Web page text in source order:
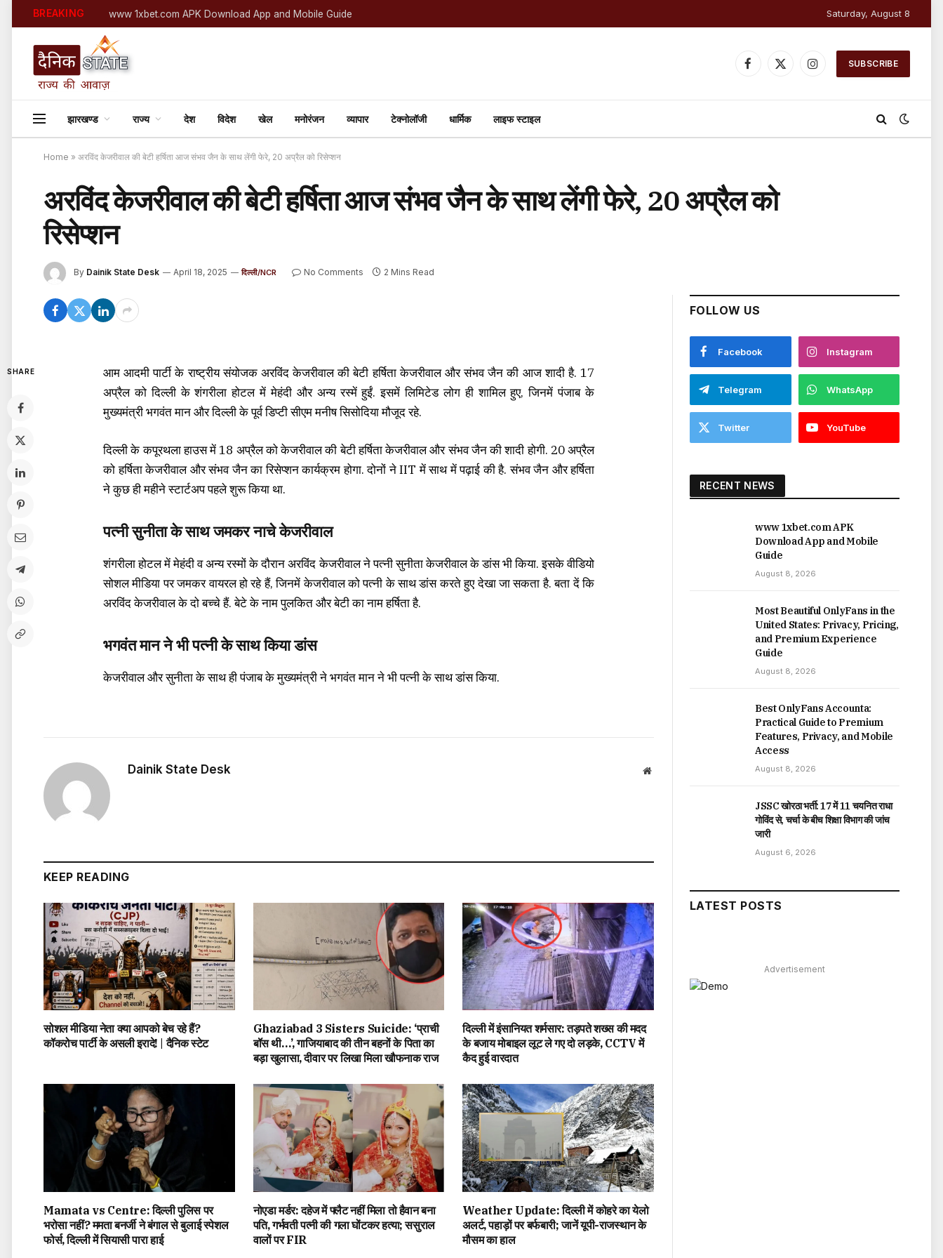
BREAKING www 1xbet.com APK Download App and Mobile Guide Saturday, August 8
Facebook
X
Instagram
SUBSCRIBE
झारखण्ड राज्य देश विदेश खेल मनोरंजन व्यापार टेक्नोलॉजी धार्मिक लाइफ स्टाइल
Home » अरविंद केजरीवाल की बेटी हर्षिता आज संभव जैन के साथ लेंगी फेरे, 20 अप्रैल को रिसेप्शन
अरविंद केजरीवाल की बेटी हर्षिता आज संभव जैन के साथ लेंगी फेरे, 20 अप्रैल को
रिसेप्शन
By Dainik State Desk April 18, 2025 दिल्ली/NCR No Comments 2 Mins Read
SHARE
आम आदमी पार्टी के राष्ट्रीय संयोजक अरविंद केजरीवाल की बेटी हर्षिता केजरीवाल और संभव जैन की आज शादी है. 17
अप्रैल को दिल्ली के शंगरीला होटल में मेहंदी और अन्य रस्में हुईं. इसमें लिमिटेड लोग ही शामिल हुए, जिनमें पंजाब के
मुख्यमंत्री भगवंत मान और दिल्ली के पूर्व डिप्टी सीएम मनीष सिसोदिया मौजूद रहे.
दिल्ली के कपूरथला हाउस में 18 अप्रैल को केजरीवाल की बेटी हर्षिता केजरीवाल और संभव जैन की शादी होगी. 20 अप्रैल
को हर्षिता केजरीवाल और संभव जैन का रिसेप्शन कार्यक्रम होगा. दोनों ने IIT में साथ में पढ़ाई की है. संभव जैन और हर्षिता
ने कुछ ही महीने स्टार्टअप पहले शुरू किया था.
पत्नी सुनीता के साथ जमकर नाचे केजरीवाल
शंगरीला होटल में मेहंदी व अन्य रस्मों के दौरान अरविंद केजरीवाल ने पत्नी सुनीता केजरीवाल के डांस भी किया. इसके वीडियो
सोशल मीडिया पर जमकर वायरल हो रहे हैं, जिनमें केजरीवाल को पत्नी के साथ डांस करते हुए देखा जा सकता है. बता दें कि
अरविंद केजरीवाल के दो बच्चे हैं. बेटे के नाम पुलकित और बेटी का नाम हर्षिता है.
भगवंत मान ने भी पत्नी के साथ किया डांस
केजरीवाल और सुनीता के साथ ही पंजाब के मुख्यमंत्री ने भगवंत मान ने भी पत्नी के साथ डांस किया.
Dainik State Desk Website
KEEP READING
सोशल मीडिया नेता क्या आपको बेच रहे हैं?
कॉकरोच पार्टी के असली इरादे! | दैनिक स्टेट
Ghaziabad 3 Sisters Suicide: ‘प्राची
बॉस थी…’, गाजियाबाद की तीन बहनों के पिता का
बड़ा खुलासा, दीवार पर लिखा मिला खौफनाक राज
दिल्ली में इंसानियत शर्मसार: तड़पते शख्स की मदद
के बजाय मोबाइल लूट ले गए दो लड़के, CCTV में
कैद हुई वारदात
Mamata vs Centre: दिल्ली पुलिस पर
भरोसा नहीं? ममता बनर्जी ने बंगाल से बुलाई स्पेशल
फोर्स, दिल्ली में सियासी पारा हाई
नोएडा मर्डर: दहेज में फ्लैट नहीं मिला तो हैवान बना
पति, गर्भवती पत्नी की गला घोंटकर हत्या; ससुराल
वालों पर FIR
Weather Update: दिल्ली में कोहरे का येलो
अलर्ट, पहाड़ों पर बर्फबारी; जानें यूपी-राजस्थान के
मौसम का हाल
FOLLOW US
Facebook Instagram
Telegram WhatsApp
Twitter YouTube
RECENT NEWS
www 1xbet.com APK
Download App and Mobile
Guide
August 8, 2026
Most Beautiful OnlyFans in the
United States: Privacy, Pricing,
and Premium Experience
Guide
August 8, 2026
Best OnlyFans Accounta:
Practical Guide to Premium
Features, Privacy, and Mobile
Access
August 8, 2026
JSSC खोरठा भर्ती: 17 में 11 चयनित राधा
गोविंद से, चर्चा के बीच शिक्षा विभाग की जांच
जारी
August 6, 2026
LATEST POSTS
Advertisement